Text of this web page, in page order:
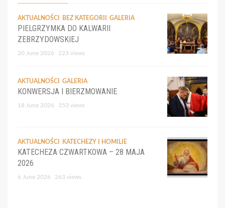
AKTUALNOŚCI BEZ KATEGORII GALERIA
PIELGRZYMKA DO KALWARII
ZEBRZYDOWSKIEJ
20 June 2026 223 views
AKTUALNOŚCI GALERIA
KONWERSJA I BIERZMOWANIE
18 June 2026 353 views
AKTUALNOŚCI KATECHEZY I HOMILIE
KATECHEZA CZWARTKOWA – 28 MAJA
2026
6 June 2026 263 views